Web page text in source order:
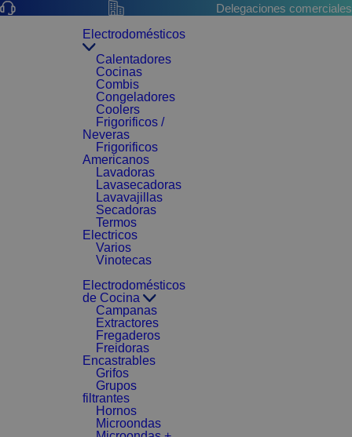
Delegaciones comerciales
Electrodomésticos
Calentadores
Cocinas
Combis
Congeladores
Coolers
Frigorificos /
Neveras
Frigorificos
Americanos
Lavadoras
Lavasecadoras
Lavavajillas
Secadoras
Termos
Electricos
Varios
Vinotecas
Electrodomésticos
de Cocina
Campanas
Extractores
Fregaderos
Freidoras
Encastrables
Grifos
Grupos
filtrantes
Hornos
Microondas